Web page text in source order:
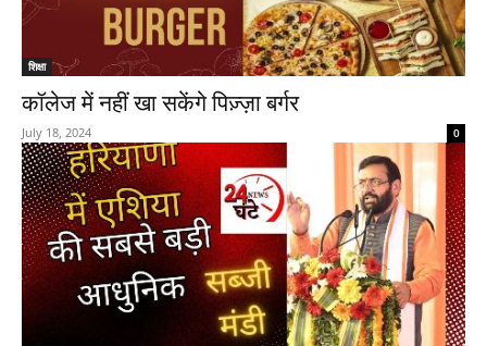
शिक्षा
कॉलेज में नहीं खा सकेंगे पिज़्ज़ा बर्गर
July 18, 2024 0